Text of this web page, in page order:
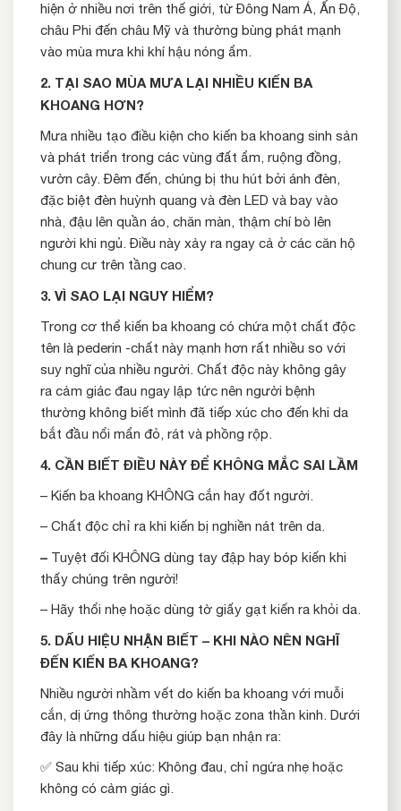
hiện ở nhiều nơi trên thế giới, từ Đông Nam Á, Ấn Độ,
châu Phi đến châu Mỹ và thường bùng phát mạnh
vào mùa mưa khi khí hậu nóng ẩm.
2. TẠI SAO MÙA MƯA LẠI NHIỀU KIẾN BA
KHOANG HƠN?
Mưa nhiều tạo điều kiện cho kiến ba khoang sinh sản
và phát triển trong các vùng đất ẩm, ruộng đồng,
vườn cây. Đêm đến, chúng bị thu hút bởi ánh đèn,
đặc biệt đèn huỳnh quang và đèn LED và bay vào
nhà, đậu lên quần áo, chăn màn, thậm chí bò lên
người khi ngủ. Điều này xảy ra ngay cả ở các căn hộ
chung cư trên tầng cao.
3. VÌ SAO LẠI NGUY HIỂM?
Trong cơ thể kiến ba khoang có chứa một chất độc
tên là pederin -chất này mạnh hơn rất nhiều so với
suy nghĩ của nhiều người. Chất độc này không gây
ra cảm giác đau ngay lập tức nên người bệnh
thường không biết mình đã tiếp xúc cho đến khi da
bắt đầu nổi mẩn đỏ, rát và phồng rộp.
4. CẦN BIẾT ĐIỀU NÀY ĐỂ KHÔNG MẮC SAI LẦM
– Kiến ba khoang KHÔNG cắn hay đốt người.
– Chất độc chỉ ra khi kiến bị nghiền nát trên da.
– Tuyệt đối KHÔNG dùng tay đập hay bóp kiến khi
thấy chúng trên người!
– Hãy thổi nhẹ hoặc dùng tờ giấy gạt kiến ra khỏi da.
5. DẤU HIỆU NHẬN BIẾT – KHI NÀO NÊN NGHĨ
ĐẾN KIẾN BA KHOANG?
Nhiều người nhầm vết do kiến ba khoang với muỗi
cắn, dị ứng thông thường hoặc zona thần kinh. Dưới
đây là những dấu hiệu giúp bạn nhận ra:
✅ Sau khi tiếp xúc: Không đau, chỉ ngứa nhẹ hoặc
không có cảm giác gì.